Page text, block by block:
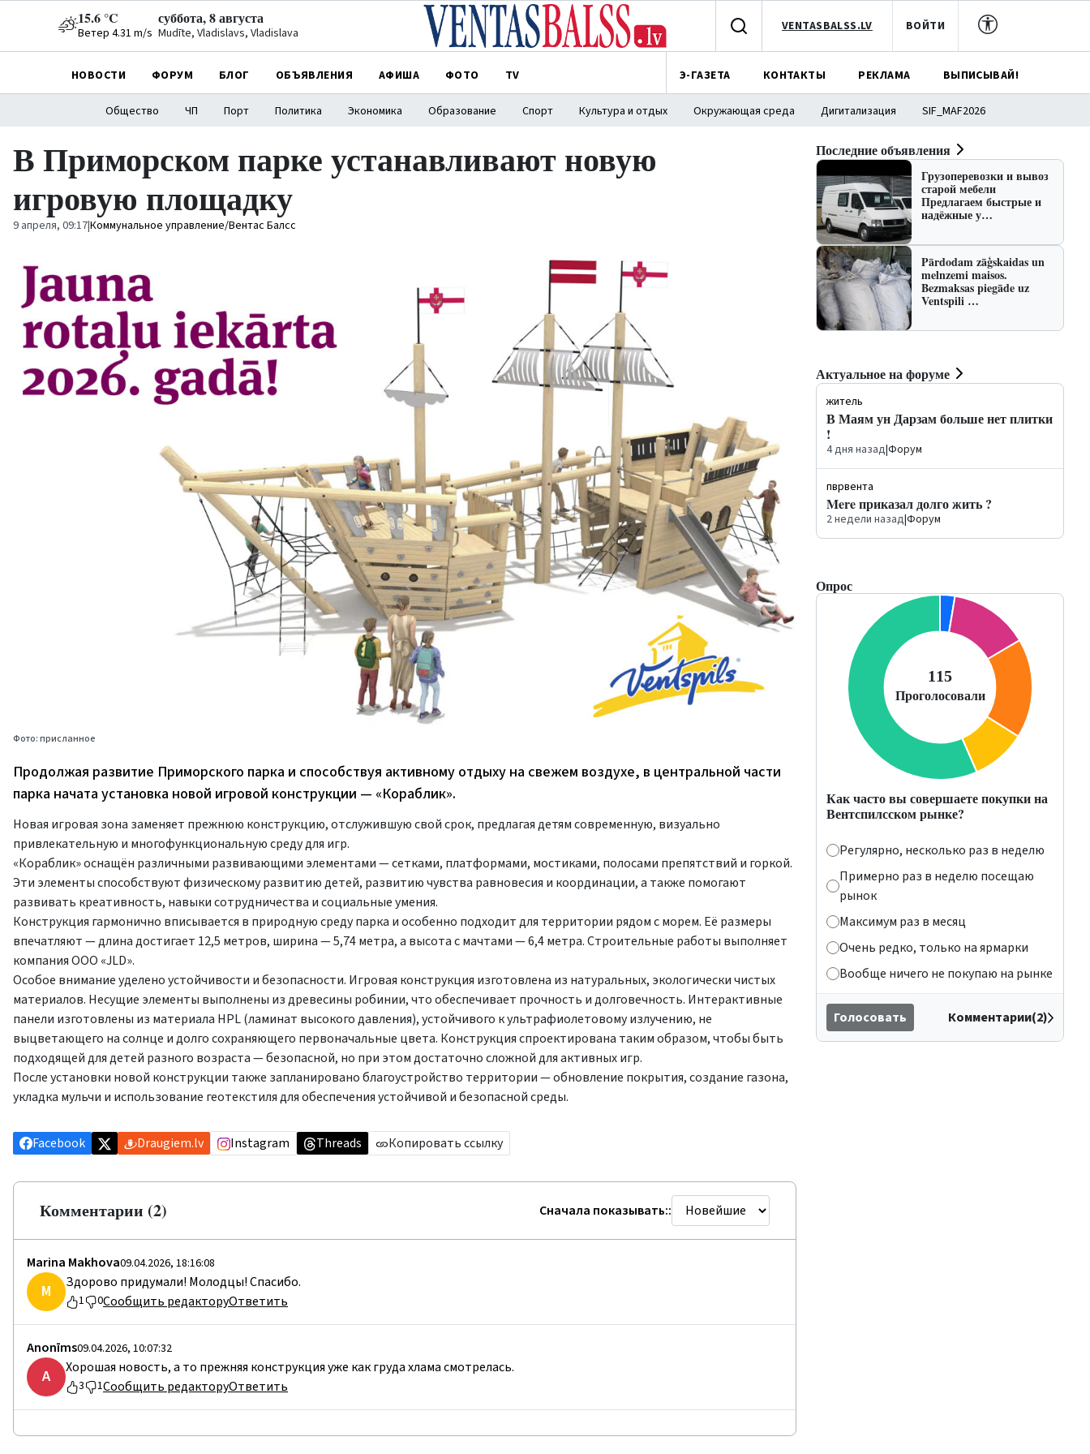
15.6 °C
Ветер 4.31 m/s
суббота, 8 августа
Mudīte, Vladislavs, Vladislava VENTASBALSS.LV ВОЙТИ
НОВОСТИ ФОРУМ БЛОГ ОБЪЯВЛЕНИЯ АФИША ФОТО TV Э-ГАЗЕТА КОНТАКТЫ РЕКЛАМА ВЫПИСЫВАЙ!
Общество ЧП Порт Политика Экономика Образование Спорт Культура и отдых Окружающая среда Дигитализация SIF_MAF2026
В Приморском парке устанавливают новую
игровую площадку
9 апреля, 09:17|Коммунальное управление/Вентас Балсс
Фото: присланное
Продолжая развитие Приморского парка и способствуя активному отдыху на свежем воздухе, в центральной части
парка начата установка новой игровой конструкции — «Кораблик».
Новая игровая зона заменяет прежнюю конструкцию, отслужившую свой срок, предлагая детям современную, визуально
привлекательную и многофункциональную среду для игр.
«Кораблик» оснащён различными развивающими элементами — сетками, платформами, мостиками, полосами препятствий и горкой.
Эти элементы способствуют физическому развитию детей, развитию чувства равновесия и координации, а также помогают
развивать креативность, навыки сотрудничества и социальные умения.
Конструкция гармонично вписывается в природную среду парка и особенно подходит для территории рядом с морем. Её размеры
впечатляют — длина достигает 12,5 метров, ширина — 5,74 метра, а высота с мачтами — 6,4 метра. Строительные работы выполняет
компания ООО «JLD».
Особое внимание уделено устойчивости и безопасности. Игровая конструкция изготовлена из натуральных, экологически чистых
материалов. Несущие элементы выполнены из древесины робинии, что обеспечивает прочность и долговечность. Интерактивные
панели изготовлены из материала HPL (ламинат высокого давления), устойчивого к ультрафиолетовому излучению, не
выцветающего на солнце и долго сохраняющего первоначальные цвета. Конструкция спроектирована таким образом, чтобы быть
подходящей для детей разного возраста — безопасной, но при этом достаточно сложной для активных игр.
После установки новой конструкции также запланировано благоустройство территории — обновление покрытия, создание газона,
укладка мульчи и использование геотекстиля для обеспечения устойчивой и безопасной среды.
Facebook Draugiem.lv Instagram Threads Копировать ссылку
Комментарии (2) Сначала показывать::
Marina Makhova09.04.2026, 18:16:08
M Здорово придумали! Молодцы! Спасибо.
1 0Сообщить редакторуОтветить
Anonīms09.04.2026, 10:07:32
A Хорошая новость, а то прежняя конструкция уже как груда хлама смотрелась.
3 1Сообщить редакторуОтветить
Последние объявления
Грузоперевозки и вывоз
старой мебели
Предлагаем быстрые и
надёжные у…
Pārdodam zāģskaidas un
melnzemi maisos.
Bezmaksas piegāde uz
Ventspili …
Актуальное на форуме
житель
В Маям ун Дарзам больше нет плитки
!
4 дня назад|Форум
пврвента
Mere приказал долго жить ?
2 недели назад|Форум
Опрос
Как часто вы совершаете покупки на
Вентспилсском рынке?
Регулярно, несколько раз в неделю
Примерно раз в неделю посещаю
рынок
Максимум раз в месяц
Очень редко, только на ярмарки
Вообще ничего не покупаю на рынке
Голосовать Комментарии(2)